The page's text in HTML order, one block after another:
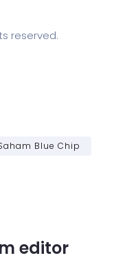
reserved.
Blue Chip
editor